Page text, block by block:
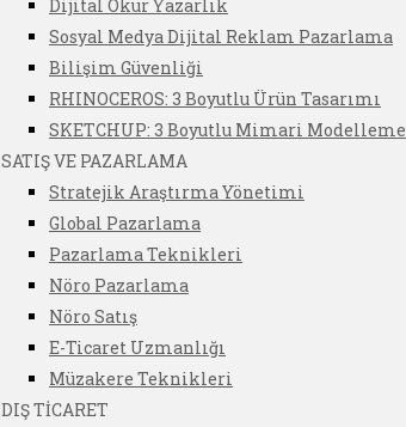
Dijital Okur Yazarlık
Sosyal Medya Dijital Reklam Pazarlama
Bilişim Güvenliği
RHINOCEROS: 3 Boyutlu Ürün Tasarımı
SKETCHUP: 3 Boyutlu Mimari Modelleme
SATIŞ VE PAZARLAMA
Stratejik Araştırma Yönetimi
Global Pazarlama
Pazarlama Teknikleri
Nöro Pazarlama
Nöro Satış
E-Ticaret Uzmanlığı
Müzakere Teknikleri
DIŞ TİCARET